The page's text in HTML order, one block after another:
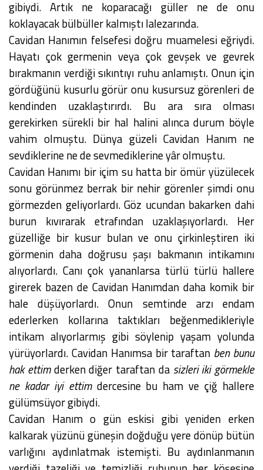
gibiydi. Artık ne koparacağı güller ne de onu
koklayacak bülbüller kalmıştı lalezarında.
Cavidan Hanımın felsefesi doğru muamelesi eğriydi.
Hayatı çok germenin veya çok gevşek ve gevrek
bırakmanın verdiği sıkıntıyı ruhu anlamıştı. Onun için
gördüğünü kusurlu görür onu kusursuz görenleri de
kendinden uzaklaştırırdı. Bu ara sıra olması
gerekirken sürekli bir hal halini alınca durum böyle
vahim olmuştu. Dünya güzeli Cavidan Hanım ne
sevdiklerine ne de sevmediklerine yâr olmuştu.
Cavidan Hanımı bir içim su hatta bir ömür yüzülecek
sonu görünmez berrak bir nehir görenler şimdi onu
görmezden geliyorlardı. Göz ucundan bakarken dahi
burun kıvırarak etrafından uzaklaşıyorlardı. Her
güzelliğe bir kusur bulan ve onu çirkinleştiren iki
görmenin daha doğrusu şaşı bakmanın intikamını
alıyorlardı. Canı çok yananlarsa türlü türlü hallere
girerek bazen de Cavidan Hanımdan daha komik bir
hale düşüyorlardı. Onun semtinde arzı endam
ederlerken kollarına taktıkları beğenmedikleriyle
intikam alıyorlarmış gibi söylenip yaşam yolunda
yürüyorlardı. Cavidan Hanımsa bir taraftan ben bunu
hak ettimderken diğer taraftan da sizleri iki görmekle
ne kadar iyi ettimdercesine bu ham ve çiğ hallere
gülümsüyor gibiydi.
Cavidan Hanım o gün eskisi gibi yeniden erken
kalkarak yüzünü güneşin doğduğu yere dönüp bütün
varlığını aydınlatmak istemişti. Bu aydınlanmanın